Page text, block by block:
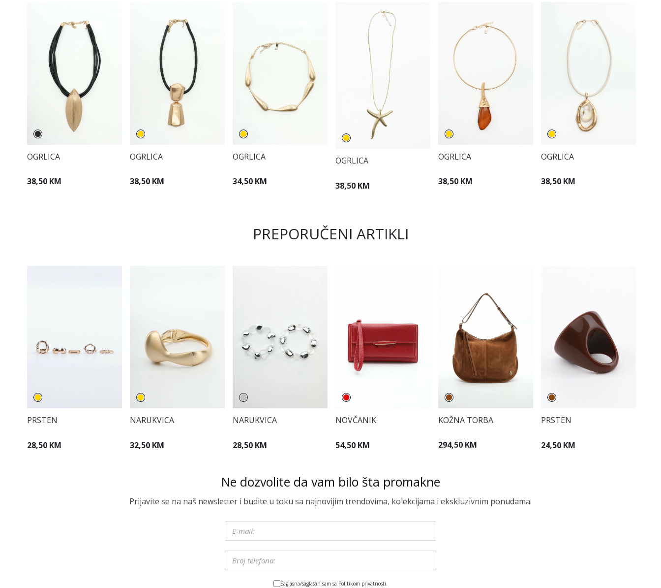
OGRLICA
38,50 KM
OGRLICA
38,50 KM
OGRLICA
34,50 KM
OGRLICA
38,50 KM
OGRLICA
38,50 KM
OGRLICA
38,50 KM
PREPORUČENI ARTIKLI
PRSTEN
28,50 KM
NARUKVICA
32,50 KM
NARUKVICA
28,50 KM
NOVČANIK
54,50 KM
KOŽNA TORBA
294,50 KM
PRSTEN
24,50 KM
Ne dozvolite da vam bilo šta promakne
Prijavite se na naš newsletter i budite u toku sa najnovijim trendovima, kolekcijama i ekskluzivnim ponudama.
Saglasna/saglasan sam sa Politikom privatnosti.